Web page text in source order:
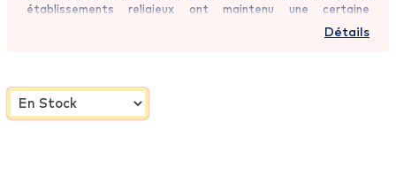
établissements religieux ont maintenu une certaine
production et les traditions. L’Etat savoyard participera au
considérable essor que le vignoble a connu, réglementant
du XIXe siècle. L’industrie viticole de Savoie ne se remit
totalement des conséquences économiques de ce ravage
qu’après la fin de la Seconde Guerre mondiale.Les vins de
Détails